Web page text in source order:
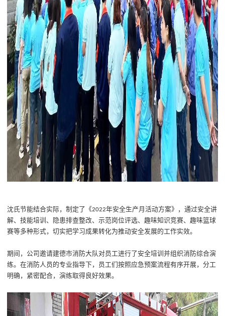
沈氏节能结合实际，制定了《2022年安全生产月活动方案》 ，通过安全讲
解、技能培训 、 隐患排查整改、示范岗位评选、趣味知识竞赛、趣味篮球
赛等多种形式，切实把学习成果转化为推动安全发展的工作实效。
期间，公司邀请建德市消防大队对员工进行了安全培训并组织消防综合演
练。在消防人员的专业指导下，员工们按照应急预案流程有序开展，分工
明确 ， 紧密配合，演练取得良好效果。